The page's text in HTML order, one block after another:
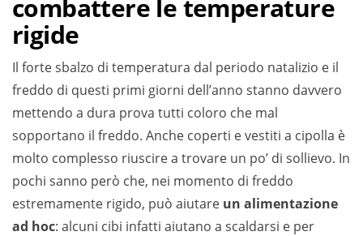
combattere le temperature
rigide
Il forte sbalzo di temperatura dal periodo natalizio e il
freddo di questi primi giorni dell’anno stanno davvero
mettendo a dura prova tutti coloro che mal
sopportano il freddo. Anche coperti e vestiti a cipolla è
molto complesso riuscire a trovare un po’ di sollievo. In
pochi sanno però che, nei momento di freddo
estremamente rigido, può aiutare un alimentazione
ad hoc: alcuni cibi infatti aiutano a scaldarsi e per